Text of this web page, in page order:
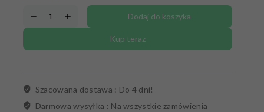
Dodaj do koszyka
Kup teraz
Szacowana dostawa : Do 4 dni!
Darmowa wysyłka : Na wszystkie zamówienia